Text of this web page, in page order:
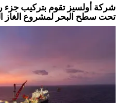
شركة أولسيز تقوم بتركيب
تحت سطح البحر لمشروع الغاز